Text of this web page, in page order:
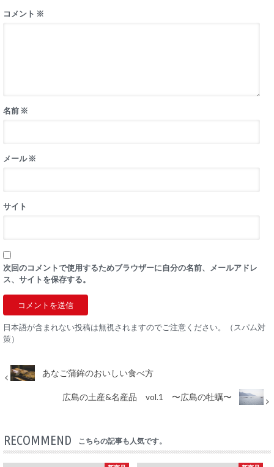
コメント ※
名前 ※
メール※
サイト
次回のコメントで使用するためブラウザーに自分の名前、メールアドレ
ス、サイトを保存する。
日本語が含まれない投稿は無視されますのでご注意ください。（スパム対
策）
あなご蒲鉾のおいしい食べ方
広島の土産&名産品 vol.1 〜広島の牡蠣〜
RECOMMEND こちらの記事も人気です。